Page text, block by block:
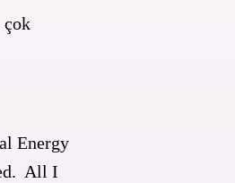
çok
Energy
All I